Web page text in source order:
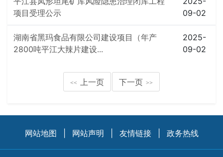
项目受理公示
09-02
湖南省黑玛食品有限公司建设项目（年产
2800吨平江大辣片建设...
2025-
09-02
<< 上一页 下一页 >>
网站地图 网站声明 友情链接 政务热线